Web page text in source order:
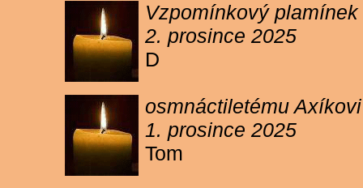
Vzpomínkový
2. prosince 2025
D
osmnáctiletému
1. prosince 2025
Tom